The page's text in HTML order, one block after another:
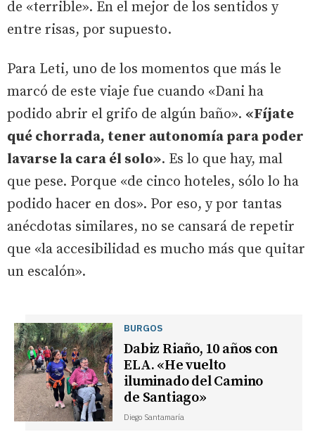
de «terrible». En el mejor de los sentidos y
entre risas, por supuesto.
Para Leti, uno de los momentos que más le
marcó de este viaje fue cuando «Dani ha
podido abrir el grifo de algún baño». «Fíjate
qué chorrada, tener autonomía para poder
lavarse la cara él solo». Es lo que hay, mal
que pese. Porque «de cinco hoteles, sólo lo ha
podido hacer en dos». Por eso, y por tantas
anécdotas similares, no se cansará de repetir
que «la accesibilidad es mucho más que quitar
un escalón».
BURGOS
Dabiz Riaño, 10 años con
ELA. «He vuelto
iluminado del Camino
de Santiago»
Diego Santamaría